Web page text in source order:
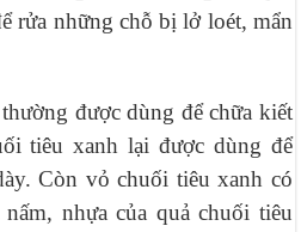
rửa những chỗ bị lở loét, mẩn
được dùng để chữa kiết
tiêu xanh lại được dùng để
Còn vỏ chuối tiêu xanh có
nhựa của quả chuối tiêu